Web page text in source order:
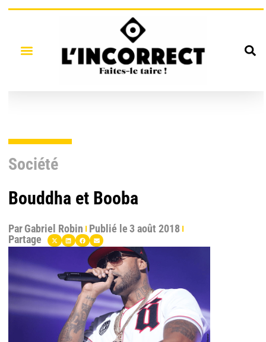
Société
Bouddha et Booba
ParGabriel Robin Publié le3 août 2018
Partage